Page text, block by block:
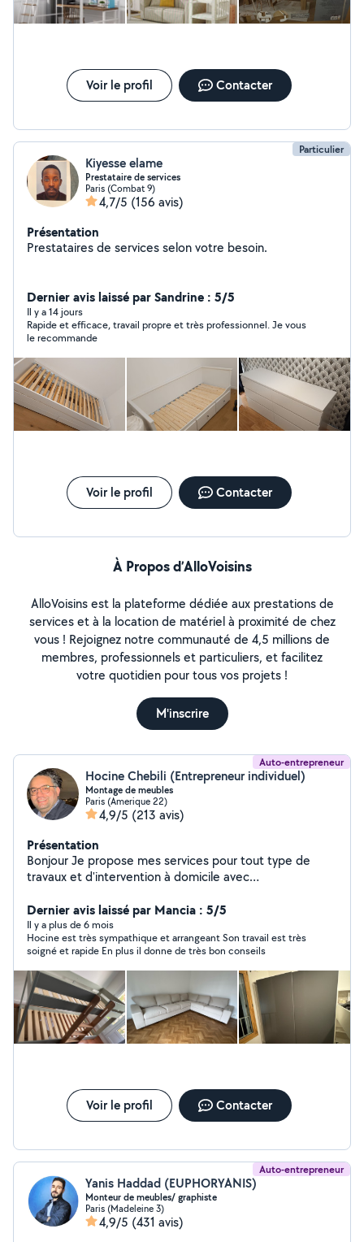
Voir le profil Contacter
Particulier
Kiyesse elame
Prestataire de services
Paris (Combat 9)
4,7/5 (156 avis)
Présentation
Prestataires de services selon votre besoin.
Dernier avis laissé par Sandrine : 5/5
Il y a 14 jours
Rapide et efficace, travail propre et très professionnel. Je vous
le recommande
Voir le profil Contacter
À Propos d’AlloVoisins
AlloVoisins est la plateforme dédiée aux prestations de
services et à la location de matériel à proximité de chez
vous ! Rejoignez notre communauté de 4,5 millions de
membres, professionnels et particuliers, et facilitez
votre quotidien pour tous vos projets !
M'inscrire
Auto-entrepreneur
Hocine Chebili (Entrepreneur individuel)
Montage de meubles
Paris (Amerique 22)
4,9/5 (213 avis)
Présentation
Bonjour Je propose mes services pour tout type de
travaux et d'intervention à domicile avec
PRESTATION PROPOSÉE .Montage et démontage de
touts types de meubles EKEA,Conforama ,but,etc)
.Aide au déménagement: Manutention,transport
léger,organisation,emballage de meubles et de fragile
(assiettes,verres ,lustres etc ) Fixation murale
meuble,tableaux ,tringles à rideaux ,tv etc .TRAVAUX DE
RÉNOVATION : -penture -carrelages -petit travaux de
bricolage INSTALLATION DE SYSTÈMES DE SÉCURITÉ : -
caméra de surveillance -systèmes de protection d'accès
.ponctuel,sérieux et soigné .Matériel professionnel
Déplacement rapide sur Paris et île de France
CONTACT Disponible touts les jours N'hésitez pas à me
Dernier avis laissé par Mancia : 5/5
Il y a plus de 6 mois
Hocine est très sympathique et arrangeant Son travail est très
soigné et rapide En plus il donne de très bon conseils
Voir le profil Contacter
Auto-entrepreneur
Yanis Haddad (EUPHORYANIS)
Monteur de meubles/ graphiste
Paris (Madeleine 3)
4,9/5 (431 avis)